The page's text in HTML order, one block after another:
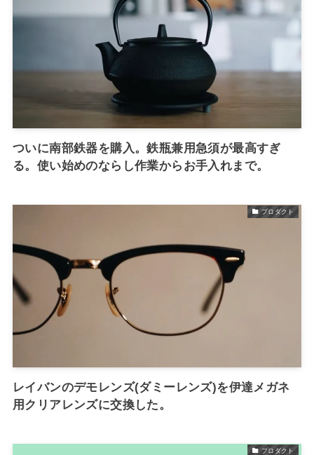
ついに南部鉄器を購入。鉄瓶兼用急須が最高すぎ
る。使い始めのならし作業からお手入れまで。
プロダクト
レイバンのデモレンズ(ダミーレンズ)を伊達メガネ
用クリアレンズに交換した。
プロダクト